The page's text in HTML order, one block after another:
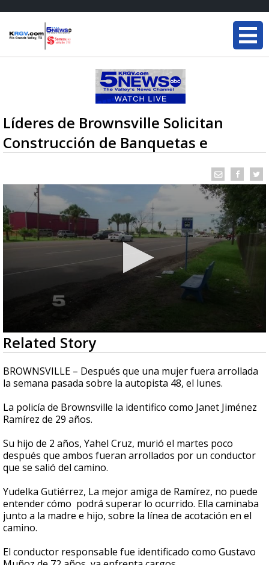
Líderes de Brownsville Solicitan
Construcción de Banquetas e
0
seconds
of
3
minutes,
40
Related Story
BROWNSVILLE – Después que una mujer fuera arrollada
la semana pasada sobre la autopista 48, el lunes.
La policía de Brownsville la identifico como Janet Jiménez
Ramírez de 29 años.
Su hijo de 2 años, Yahel Cruz, murió el martes poco
después que ambos fueran arrollados por un conductor
que se salió del camino.
Yudelka Gutiérrez, La mejor amiga de Ramírez, no puede
entender cómo podrá superar lo ocurrido. Ella caminaba
junto a la madre e hijo, sobre la línea de acotación en el
camino.
El conductor responsable fue identificado como Gustavo